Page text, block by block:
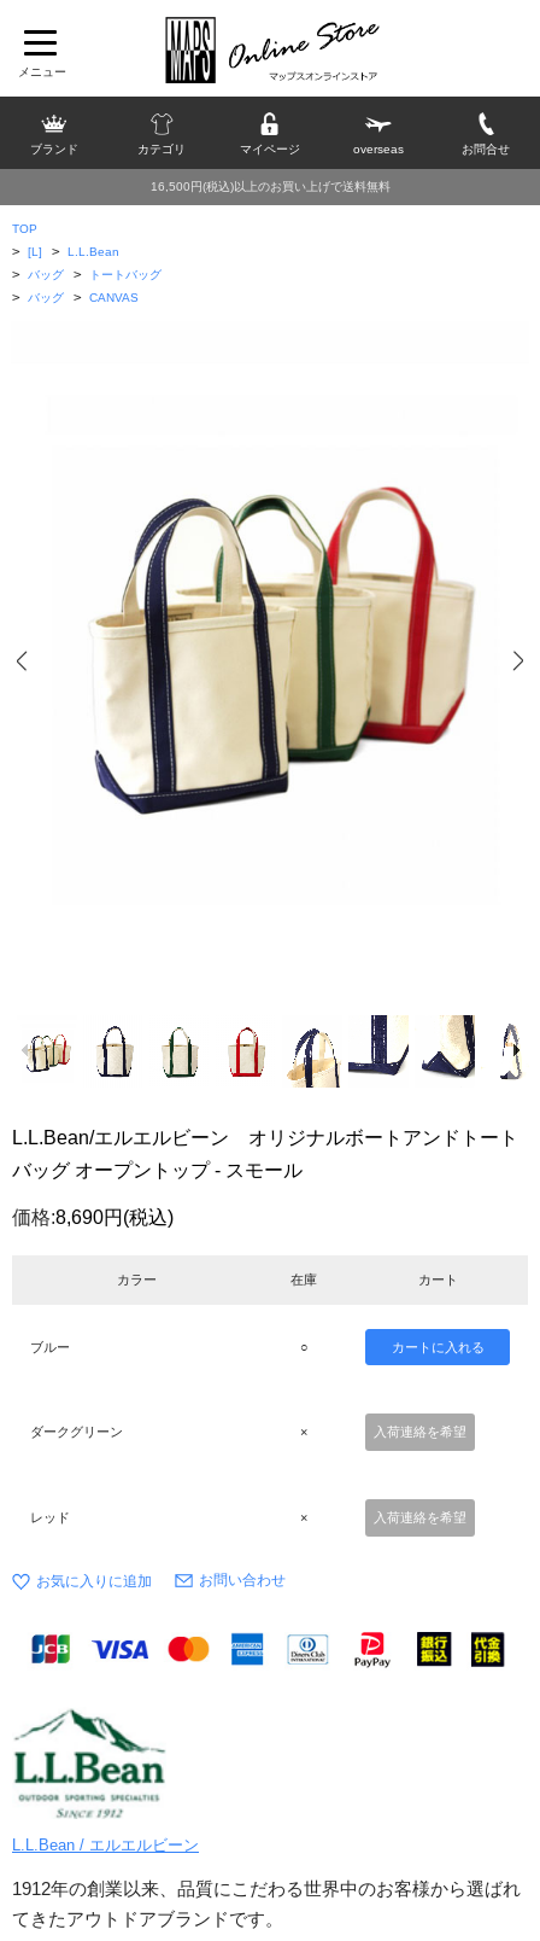
ブランド カテゴリ マイページ overseas お問合せ
16,500円(税込)以上のお買い上げで送料無料
TOP
> [L] > L.L.Bean
> バッグ > トートバッグ
> バッグ > CANVAS
L.L.Bean/エルエルビーン オリジナルボートアンドトート
バッグ オープントップ - スモール
価格:8,690円 (税込)
カラー 在庫 カート
ブルー ○
ダークグリーン × 入荷連絡を希望
レッド × 入荷連絡を希望
お問い合わせ
L.L.Bean / エルエルビーン
1912年の創業以来、品質にこだわる世界中のお客様から選ばれ
てきたアウトドアブランドです。